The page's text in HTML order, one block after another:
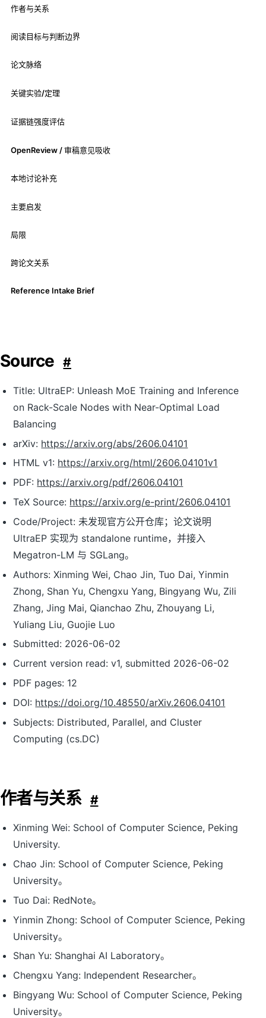
作者与关系
阅读目标与判断边界
论文脉络
关键实验/定理
证据链强度评估
OpenReview / 审稿意见吸收
本地讨论补充
主要启发
局限
跨论文关系
Reference Intake Brief
Source #
Title: UltraEP: Unleash MoE Training and Inference
on Rack-Scale Nodes with Near-Optimal Load
Balancing
arXiv: https://arxiv.org/abs/2606.04101
HTML v1: https://arxiv.org/html/2606.04101v1
PDF: https://arxiv.org/pdf/2606.04101
TeX Source: https://arxiv.org/e-print/2606.04101
Code/Project: 未发现官方公开仓库；论文说明
UltraEP 实现为 standalone runtime，并接入
Megatron-LM 与 SGLang。
Authors: Xinming Wei, Chao Jin, Tuo Dai, Yinmin
Zhong, Shan Yu, Chengxu Yang, Bingyang Wu, Zili
Zhang, Jing Mai, Qianchao Zhu, Zhouyang Li,
Yuliang Liu, Guojie Luo
Submitted: 2026-06-02
Current version read: v1, submitted 2026-06-02
PDF pages: 12
DOI: https://doi.org/10.48550/arXiv.2606.04101
Subjects: Distributed, Parallel, and Cluster
Computing (cs.DC)
作者与关系 #
Xinming Wei: School of Computer Science, Peking
University.
Chao Jin: School of Computer Science, Peking
University。
Tuo Dai: RedNote。
Yinmin Zhong: School of Computer Science, Peking
University。
Shan Yu: Shanghai AI Laboratory。
Chengxu Yang: Independent Researcher。
Bingyang Wu: School of Computer Science, Peking
University。